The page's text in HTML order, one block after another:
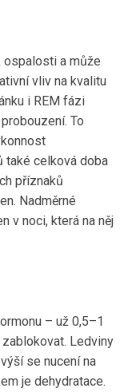
ospalosti a může
vliv na kvalitu
i REM fázi
To
také celková doba
příznaků
Nadměrné
v noci, která na něj
– už 0,5–1
Ledviny
se nucení na
je dehydratace.